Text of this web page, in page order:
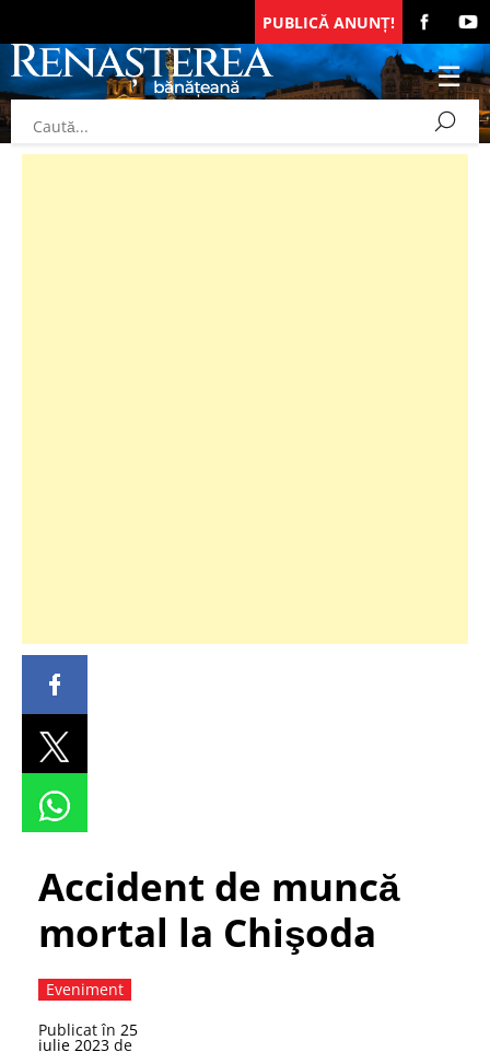
PUBLICĂ ANUNȚ!
Accident de muncă
mortal la Chişoda
Eveniment
Publicat în 25
iulie 2023 de